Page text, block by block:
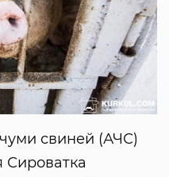
свиней (АЧС)
Сироватка